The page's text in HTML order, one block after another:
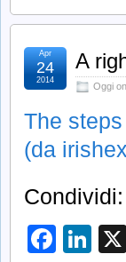
A
Oggi
Apr
24
2014
The
(da
Condividi: